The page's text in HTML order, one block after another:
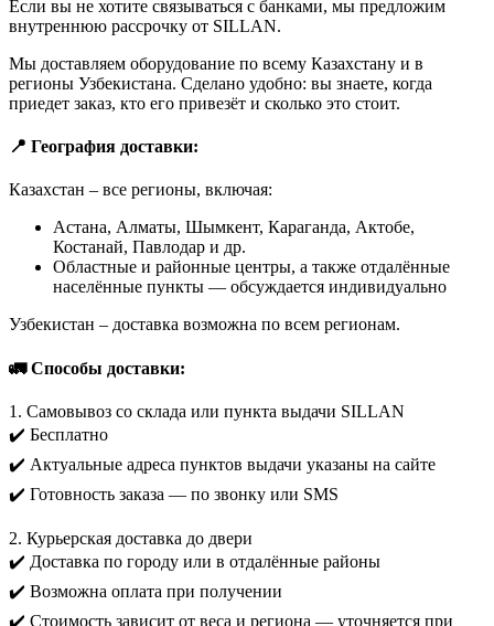
Если вы не хотите связываться с банками, мы предложим
внутреннюю рассрочку от SILLAN.
Мы доставляем оборудование по всему Казахстану и в
регионы Узбекистана. Сделано удобно: вы знаете, когда
приедет заказ, кто его привезёт и сколько это стоит.
📍 География доставки:
Казахстан – все регионы, включая:
Астана, Алматы, Шымкент, Караганда, Актобе,
Костанай, Павлодар и др.
Областные и районные центры, а также отдалённые
населённые пункты — обсуждается индивидуально
Узбекистан – доставка возможна по всем регионам.
🚛 Способы доставки:
1. Самовывоз со склада или пункта выдачи SILLAN
✔️ Бесплатно
✔️ Актуальные адреса пунктов выдачи указаны на сайте
✔️ Готовность заказа — по звонку или SMS
2. Курьерская доставка до двери
✔️ Доставка по городу или в отдалённые районы
✔️ Возможна оплата при получении
✔️ Стоимость зависит от веса и региона — уточняется при